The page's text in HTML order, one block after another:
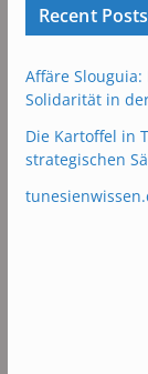
Recent Posts
Affäre
Solidarität in
Die Kartoffel in
strategischen